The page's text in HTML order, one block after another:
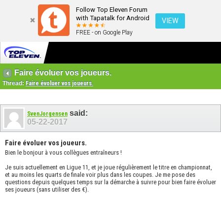
Follow Top Eleven Forum
with Tapatalk for Android
FREE - on Google Play
VIEW
Faire évoluer vos joueurs.
Thread: Faire évoluer vos joueurs.
SvenJorgensen said:
05-22-2017
Faire évoluer vos joueurs.
Bien le bonjour à vous collègues entraîneurs !
Je suis actuellement en Ligue 11, et je joue régulièrement le titre en championnat,
et au moins les quarts de finale voir plus dans les coupes. Je me pose des
questions depuis quelques temps sur la démarche à suivre pour bien faire évoluer
ses joueurs (sans utiliser des €).